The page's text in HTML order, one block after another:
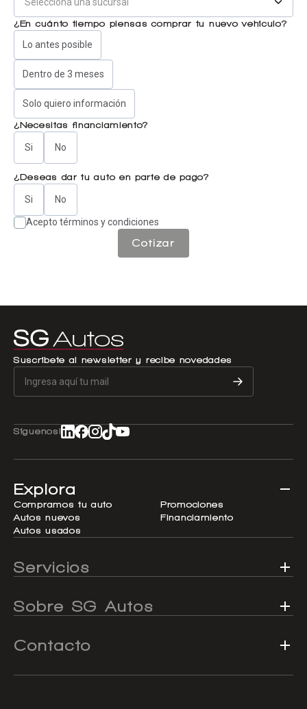
¿En cuánto tiempo piensas comprar tu nuevo vehículo?
Lo antes posible
Dentro de 3 meses
Solo quiero información
¿Necesitas financiamiento?
Si No
¿Deseas dar tu auto en parte de pago?
Si No
Acepto términos y condiciones
Cotizar
Suscríbete al newsletter y recibe novedades
Síguenos!
Explora
Compramos tu auto
Autos nuevos
Autos usados
Promociones
Financiamiento
Servicios
Sobre SG Autos
Contacto